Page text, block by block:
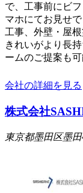
で、工事前にビ
マホにてお見せ
工事、外壁・屋
きれいがより長
ームのご提案も可
会社の詳細を見る
株式会社
東京都墨田区墨